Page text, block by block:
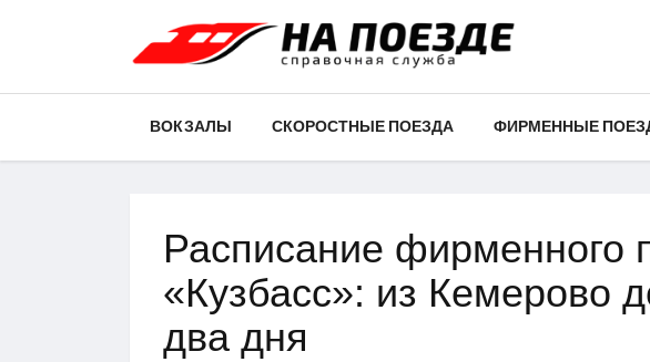
ВОКЗАЛЫ СКОРОСТНЫЕ ПОЕЗДА ФИРМЕННЫЕ
Расписание фирменного
«Кузбасс»: из Кемерово
два дня